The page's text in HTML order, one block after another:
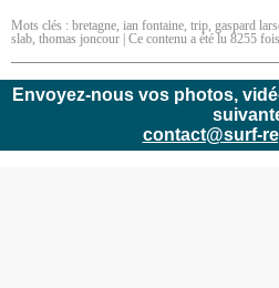
Mots clés : bretagne, ian fontaine, trip, gaspard
slab, thomas joncour | Ce contenu a été lu 8255
Envoyez-nous vos photos,
contact@surf-